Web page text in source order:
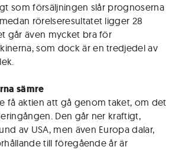
som försäljningen slår prognoserna
rörelseresultatet ligger 28
går även mycket bra för
som dock är en tredjedel av
sämre
få aktien att gå genom taket, om det
Den går ner kraftigt,
av USA, men även Europa dalar,
till föregående år är